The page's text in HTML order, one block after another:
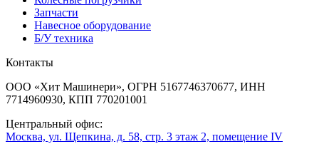
Запчасти
Навесное оборудование
Б/У техника
Контакты
ООО «Хит Машинери», ОГРН 5167746370677, ИНН
7714960930, КПП 770201001
Центральный офис:
Москва, ул. Щепкина, д. 58, стр. 3 этаж 2, помещение IV